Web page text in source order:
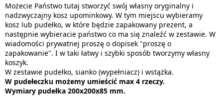
Możecie Państwo tutaj stworzyć swój własny oryginalny i
nadzwyczajny kosz upominkowy. W tym miejscu wybieramy
kosz lub pudełko, w które będzie zapakowany prezent, a
następnie wybieracie państwo co ma się znaleźć w zestawie. W
wiadomości prywatnej proszę o dopisek "proszę o
zapakowanie". I w taki łatwy i szybki sposób tworzymy własny
koszyk.
W zestawie pudełko, sianko (wypełniacz) i wstążka.
W pudełeczku możemy umieścić max 4 rzeczy.
Wymiary pudełka 200x200x85 mm.